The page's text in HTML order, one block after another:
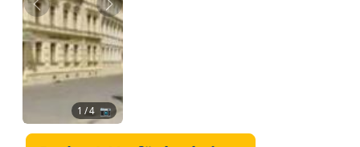
Zurück Weiter
1 / 4 📷